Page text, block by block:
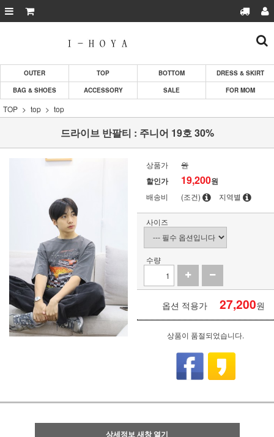
OUTER TOP BOTTOM
DRESS & SKIRT
BAG & SHOES
ACCESSORY SALE FOR MOM
TOP top top
드라이브 반팔티 : 주니어 19호 30%
상품가 원
할인가 19,200원
배송비 (조건) 지역별
사이즈
수량
옵션 적용가 27,200원
상품이 품절되었습니다.
상세정보 새창 열기